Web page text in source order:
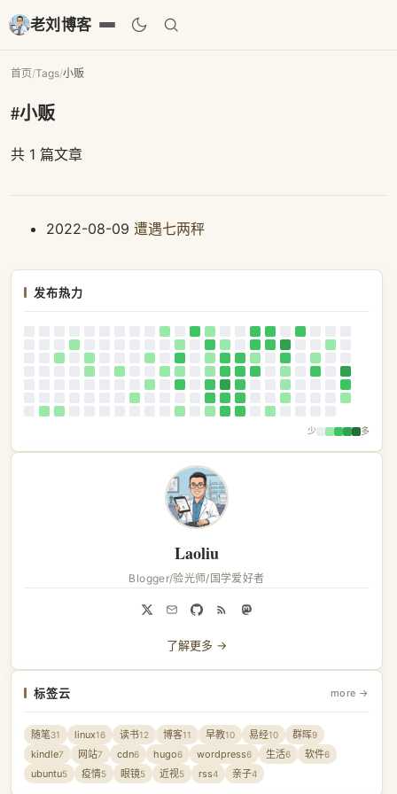
老刘博客
首页/Tags/小贩
#小贩
共 1 篇文章
2022-08-09 遭遇七两秤
发布热力
少 多
Laoliu
Blogger/验光师/国学爱好者
了解更多 →
标签云 more →
随笔31 linux16 读书12 博客11 早教10 易经10 群晖9
kindle7 网站7 cdn6 hugo6 wordpress6 生活6 软件6
ubuntu5 疫情5 眼镜5 近视5 rss4 亲子4